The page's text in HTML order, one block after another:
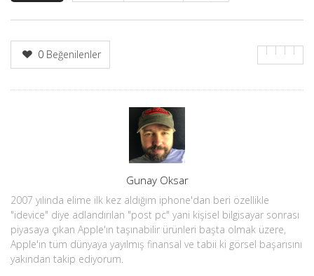
0 Beğenilenler
Gunay Oksar
2007 yılında elime ilk kez aldığım iphone'dan beri özellikle
"idevice" diye adlandırılan "post pc" yani kişisel bilgisayar sonrası
piyasaya çıkan Apple'ın taşınabilir ürünleri başta olmak üzere,
Apple'ın tüm dünyaya yayılmış finansal ve tabii ki görsel başarısını
yakından takip ediyorum.